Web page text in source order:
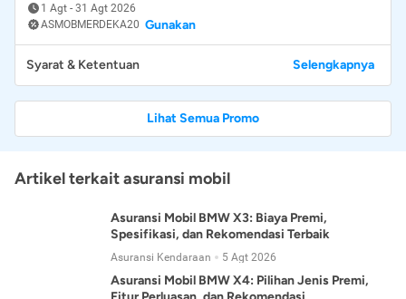
1 Agt - 31 Agt 2026
ASMOBMERDEKA20 Gunakan
Syarat & Ketentuan Selengkapnya
Lihat Semua Promo
Artikel terkait asuransi mobil
Asuransi Mobil BMW X3: Biaya Premi,
Spesifikasi, dan Rekomendasi Terbaik
Asuransi Kendaraan 5 Agt 2026
Asuransi Mobil BMW X4: Pilihan Jenis Premi,